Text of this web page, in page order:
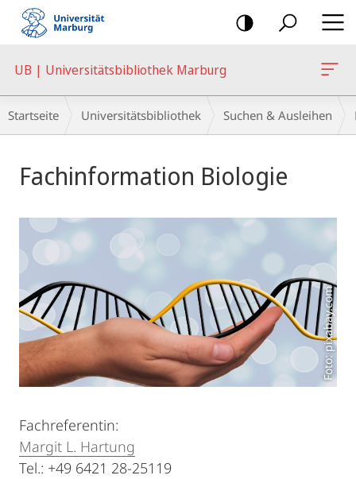
Mobile-
Navigation
UB | Universitätsbibliothek Marburg
Breadcrumb-
Navigation
Startseite Universitätsbibliothek Suchen & Ausleihen
Fachinformation Biologie
Foto: pixabay.com
Fachreferentin:
Margit L. Hartung
Tel.: +49 6421 28-25119